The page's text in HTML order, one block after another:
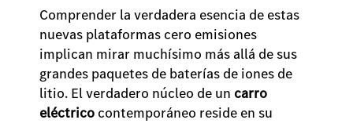
Comprender la verdadera esencia de estas
nuevas plataformas cero emisiones
implican mirar muchísimo más allá de sus
grandes paquetes de baterías de iones de
litio. El verdadero núcleo de un carro
eléctrico contemporáneo reside en su